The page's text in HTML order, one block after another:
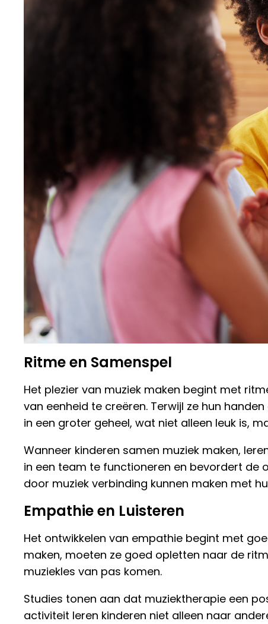
Ritme en Samenspel
Het plezier van muziek maken begint met
van eenheid te creëren. Terwijl ze hun
in een groter geheel, wat niet alleen leuk is,
Wanneer kinderen samen muziek maken,
in een team te functioneren en bevordert de
door muziek verbinding kunnen maken met
Empathie en Luisteren
Het ontwikkelen van empathie begint met
maken, moeten ze goed opletten naar de
muziekles van pas komen.
Studies tonen aan dat muziektherapie een
activiteit leren kinderen niet alleen naar